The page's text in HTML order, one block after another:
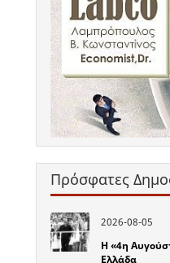
Πρόσφατες
2026-08-05
Η «4η
Ελλάδα